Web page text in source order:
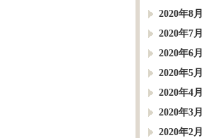
2020年8月
2020年7月
2020年6月
2020年5月
2020年4月
2020年3月
2020年2月